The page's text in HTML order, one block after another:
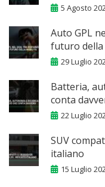
5 Agosto
Auto GPL
futuro
29 Luglio
Batteria,
conta
22 Luglio
SUV
italiano
15 Luglio